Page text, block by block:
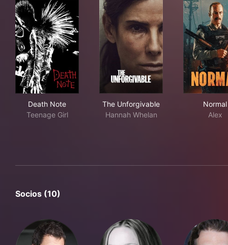
Death Note
Teenage Girl
The Unforgivable
Hannah Whelan
Normal
Alex
Socios (10)